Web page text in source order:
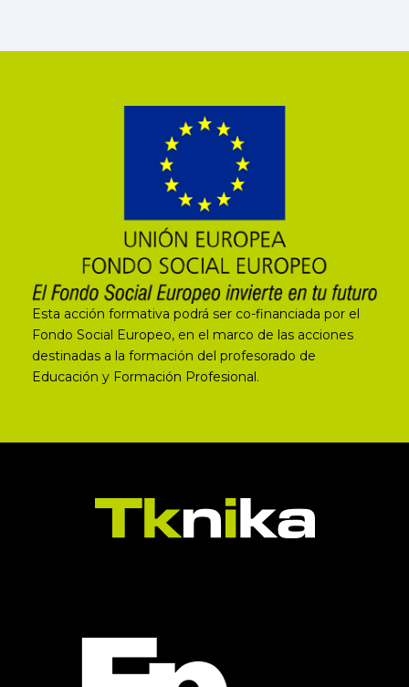
Esta acción formativa podrá ser co-financiada por el
Fondo Social Europeo, en el marco de las acciones
destinadas a la formación del profesorado de
Educación y Formación Profesional.